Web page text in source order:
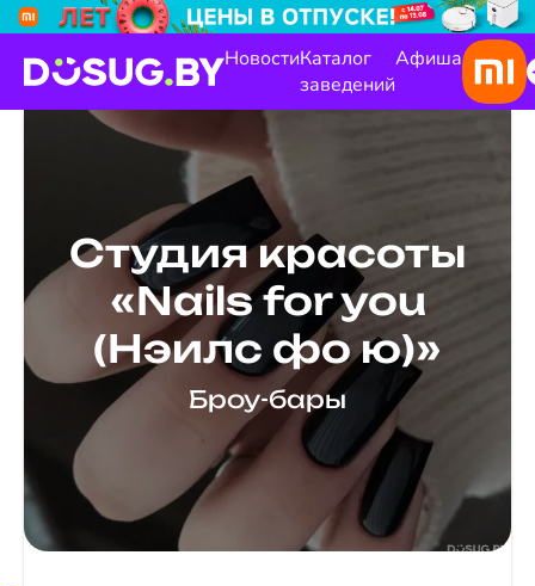
НовостиКаталог
заведений
Афиша
Студия красоты
«Nails for you
(Нэилс фо ю)»
Броу-бары